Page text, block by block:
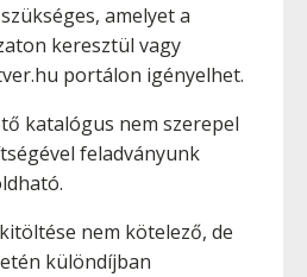
amelyet a
keresztül vagy
portálon igényelhet.
katalógus nem szerepel
feladványunk
nem kötelező, de
különdíjban